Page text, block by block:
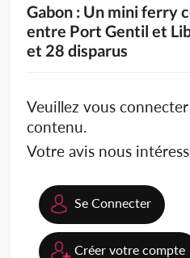
Gabon : Un mini ferry
entre Port Gentil et
et 28 disparus
Veuillez vous
contenu.
Votre avis nous
Se Connecter
Créer votre compte